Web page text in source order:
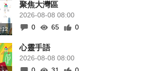
聚焦大灣區
2026-08-08 08:00
0
65 0
心靈手語
2026-08-08 08:00